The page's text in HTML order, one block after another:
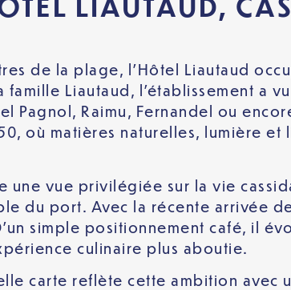
de la plage, l’Hôtel Liautaud
Liautaud, l’établissement a
Pagnol, Raimu, Fernandel ou
où matières naturelles, lumière
une vue privilégiée sur la vie
du port. Avec la récente arrivée
simple positionnement café, il
culinaire plus aboutie.
carte reflète cette ambition